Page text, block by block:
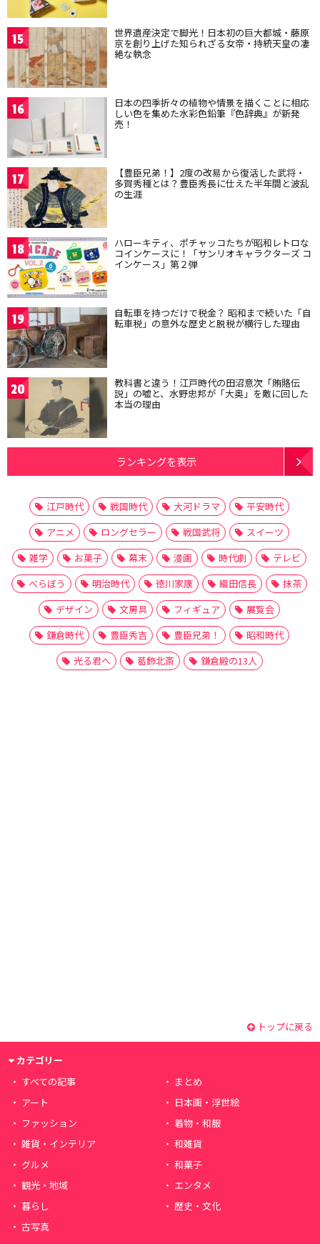
15 世界遺産決定で脚光！日本初の巨大都城・藤原
京を創り上げた知られざる女帝・持統天皇の凄
絶な執念
16 日本の四季折々の植物や情景を描くことに相応
しい色を集めた水彩色鉛筆『色辞典』が新発
売！
17 【豊臣兄弟！】2度の改易から復活した武将・
多賀秀種とは？豊臣秀長に仕えた半年間と波乱
の生涯
18 ハローキティ、ポチャッコたちが昭和レトロな
コインケースに！「サンリオキャラクターズ コ
インケース」第２弾
19 自転車を持つだけで税金？ 昭和まで続いた「自
転車税」の意外な歴史と脱税が横行した理由
20 教科書と違う！江戸時代の田沼意次「賄賂伝
説」の嘘と、水野忠邦が「大奥」を敵に回した
本当の理由
ランキングを表示
江戸時代 戦国時代 大河ドラマ
平安時代
アニメ
ロングセラー 戦国武将
スイーツ
雑学
お菓子 幕末 漫画 時代劇
テレビ
べらぼう
明治時代 徳川家康 織田信長
抹茶
デザイン
文房具 フィギュア
展覧会
鎌倉時代
豊臣秀吉 豊臣兄弟！
昭和時代
光る君へ
葛飾北斎 鎌倉殿の13人
トップに戻る
カテゴリー
すべての記事
まとめ
アート
日本画・浮世絵
ファッション
着物・和服
雑貨・インテリア
和雑貨
グルメ
和菓子
観光・地域
エンタメ
暮らし
歴史・文化
古写真